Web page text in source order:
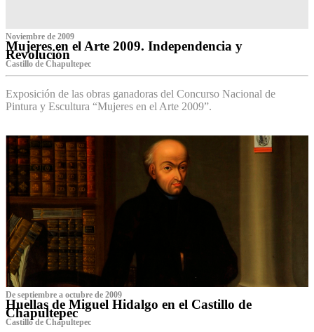
Noviembre de 2009
Mujeres en el Arte 2009. Independencia y
Revolución
Castillo de Chapultepec
Exposición de las obras ganadoras del Concurso Nacional de
Pintura y Escultura “Mujeres en el Arte 2009”.
De septiembre a octubre de 2009
Huellas de Miguel Hidalgo en el Castillo de
Chapultepec
Castillo de Chapultepec